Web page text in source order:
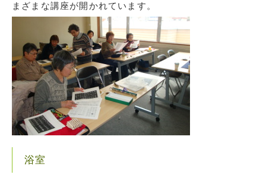
まざまな講座が開かれています。
浴室